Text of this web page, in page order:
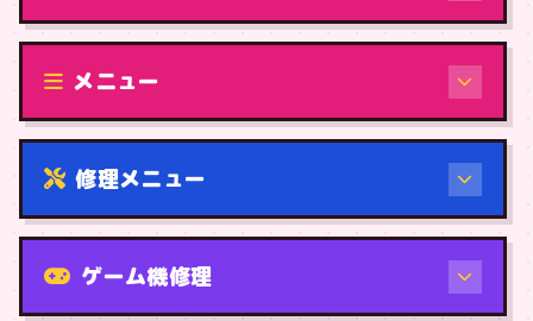
修理（機種から）
メニュー
修理メニュー
機種から
ゲーム機修理